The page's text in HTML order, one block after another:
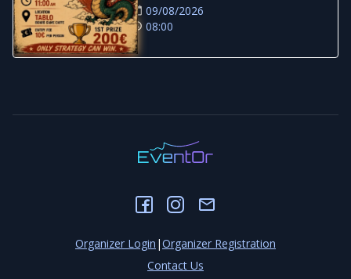
09/08/2026
08:00
Organizer Login |Organizer Registration
Contact Us